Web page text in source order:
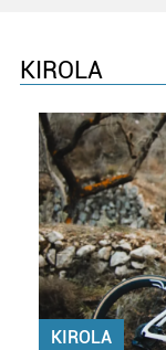
KIROLA
KIROLA